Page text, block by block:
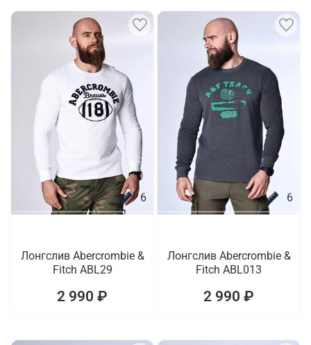
6
Лонгслив Abercrombie &
Fitch ABL29
2 990 ₽
6
Лонгслив Abercrombie &
Fitch ABL013
2 990 ₽